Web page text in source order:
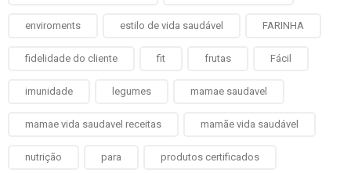
enviroments estilo de vida saudável FARINHA
fidelidade do cliente fit frutas Fácil
imunidade legumes mamae saudavel
mamae vida saudavel receitas mamãe vida saudável
nutrição para produtos certificados